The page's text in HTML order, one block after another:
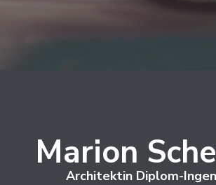
Marion
Architektin Diplom-